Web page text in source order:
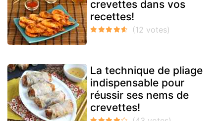
crevettes dans vos
recettes!
La technique de pliage
indispensable pour
réussir ses nems de
crevettes!